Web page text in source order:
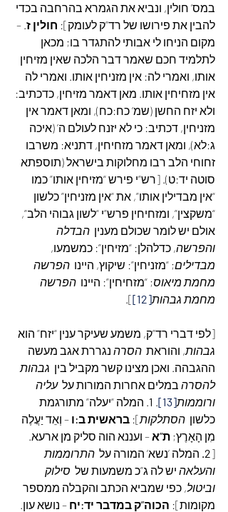
במס’ חולין, ונביא את הגמרא בהרחבה בכדי
להבין את פירושו של רד”ק לעומק]: חולין ז. –
מקום הניחו לי אבותי להתגדר בו; מכאן
לתלמיד חכם שאמר דבר הלכה שאין מזיחין
אותו, ואמרי לה: אין מזניחין אותו. ואמרי לה
אין מזחיחין אותו. מאן דאמר מזיחין, כדכתיב:
ולא יזח החשן (שמ’ כח:כח), ומאן דאמר אין
מזניחין, דכתיב: כי לא יזנח לעולם ה’ (איכה
ג:לא), ומאן דאמר מזחיחין, דתניא: משרבו
זחוחי הלב רבו מחלוקות בישראל (תוספתא
סוטה יד:ט). [רש”י פירש “מזיחין אותו” כמו
“אין מבדילין אותו”, את “אין מזניחין” כלשון
“משקצין”, ומזחיחין פרש”י “לשון גבוהי הלב”,
אולם יש לומר שכולם מענין הבדלה
והפרשה, כדלהלן: “מזיחין”: כמשמעו,
מבדילים; “מזניחין”: שיקוץ, היינו הפרשה
מחמת מיאוס; “מזחיחין”: היינו הפרשה
מחמת גבהות[12]
].
[לפי דברי רד”ק, משמע שעיקר ענין “יזח” הוא
גבהות, והוראת הסרה נגררת אגב מעשה
ההגבהה. ואכן מצינו קשר מקביל בין גבהות
להסרה במלים אחרות המורות על עליה
ורוממות[13]
.
1. המלה “יעלה” מתורגמת
כלשון הסתלקות]: בראשית ב:ו – וְאֵד יַעֲלֶה
מִן הָאָרֶץ; ת”א – ועננא הוה סליק מן ארעא.
[
2. המלה ‘נשא’ המורה על התרוממות
והעלאה יש לה ג”כ משמעות של סילוק
וביטול, כפי שמביא הכתב והקבלה ממספר
מקומות]: הכוה”ק במדבר יד:יח – נושא עון.